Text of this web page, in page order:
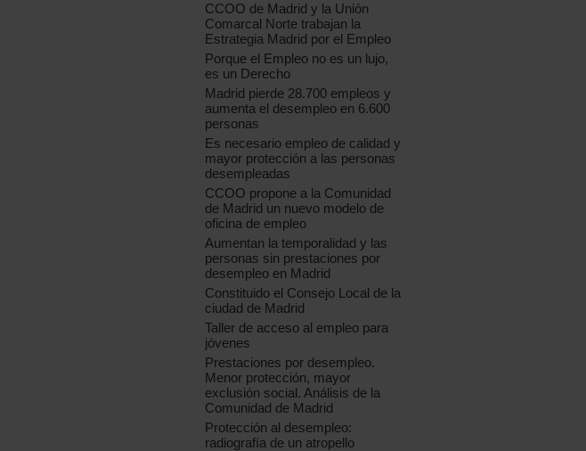
CCOO de Madrid y la Unión
Comarcal Norte trabajan la
Estrategia Madrid por el Empleo
Porque el Empleo no es un lujo,
es un Derecho
Madrid pierde 28.700 empleos y
aumenta el desempleo en 6.600
personas
Es necesario empleo de calidad y
mayor protección a las personas
desempleadas
CCOO propone a la Comunidad
de Madrid un nuevo modelo de
oficina de empleo
Aumentan la temporalidad y las
personas sin prestaciones por
desempleo en Madrid
Constituido el Consejo Local de la
ciudad de Madrid
Taller de acceso al empleo para
jóvenes
Prestaciones por desempleo.
Menor protección, mayor
exclusión social. Análisis de la
Comunidad de Madrid
Protección al desempleo:
radiografía de un atropello